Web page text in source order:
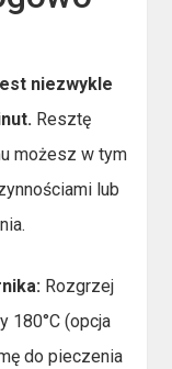
niezwykle
Resztę
możesz w tym
lub
Rozgrzej
180°C (opcja
do pieczenia